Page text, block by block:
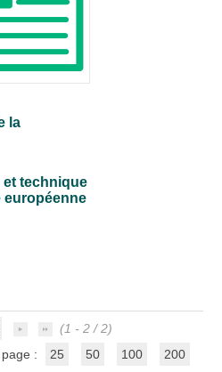
la
et technique
européenne
(1 - 2 / 2)
:
25 50 100 200